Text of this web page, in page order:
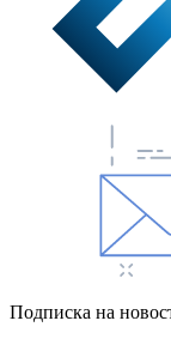
Подписка на